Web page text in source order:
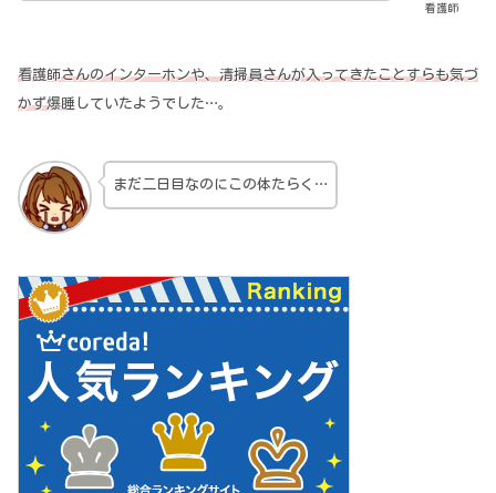
看護師
看護師さんのインターホンや、清掃員さんが入ってきたことすらも気づ
かず爆睡していたようでした…。
まだ二日目なのにこの体たらく…